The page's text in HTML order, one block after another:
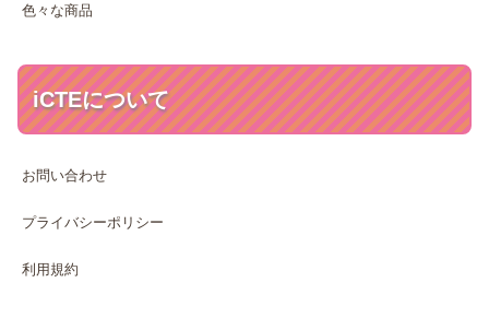
色々な商品
iCTEについて
お問い合わせ
プライバシーポリシー
利用規約